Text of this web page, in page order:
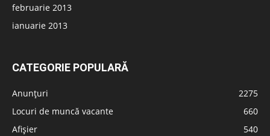
februarie 2013
ianuarie 2013
CATEGORIE POPULARĂ
Anunțuri
2275
Locuri de muncă vacante
660
Afișier
540